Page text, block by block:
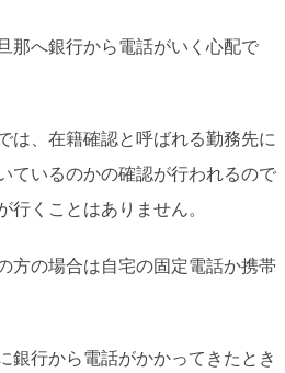
那へ銀行から電話がいく心配で
は、在籍確認と呼ばれる勤務先に
ているのかの確認が行われるので
行くことはありません。
方の場合は自宅の固定電話か携帯
銀行から電話がかかってきたとき